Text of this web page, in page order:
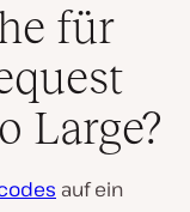
für
Large?
auf ein